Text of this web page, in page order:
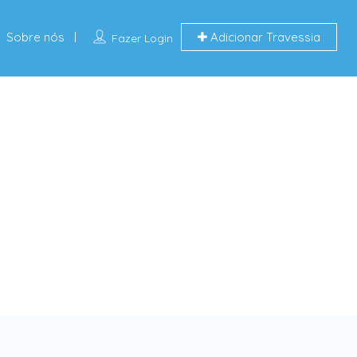
Fazer Login Adicionar Travessia
Sobre nós